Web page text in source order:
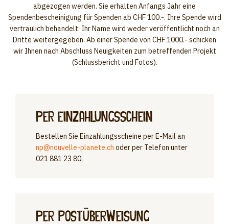
abgezogen werden. Sie erhalten Anfangs Jahr eine
Spendenbescheinigung für Spenden ab CHF 100.-. Ihre Spende wird
vertraulich behandelt. Ihr Name wird weder veröffentlicht noch an
Dritte weitergegeben. Ab einer Spende von CHF 1000.- schicken
wir Ihnen nach Abschluss Neuigkeiten zum betreffenden Projekt
(Schlussbericht und Fotos).
per Einzahlungsschein
Bestellen Sie Einzahlungsscheine per E-Mail an
np@nouvelle-planete.ch oder per Telefon unter
021 881 23 80.
per Postüberweisung